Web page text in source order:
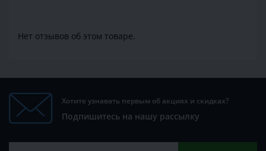
Нет отзывов об этом товаре.
Хотите узнавать первым об акциях и скидках?
Подпишитесь на нашу рассылку